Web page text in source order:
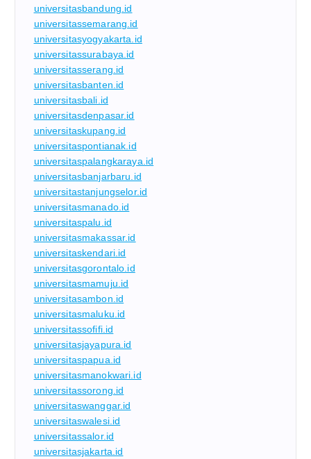
universitasbandung.id
universitassemarang.id
universitasyogyakarta.id
universitassurabaya.id
universitasserang.id
universitasbanten.id
universitasbali.id
universitasdenpasar.id
universitaskupang.id
universitaspontianak.id
universitaspalangkaraya.id
universitasbanjarbaru.id
universitastanjungselor.id
universitasmanado.id
universitaspalu.id
universitasmakassar.id
universitaskendari.id
universitasgorontalo.id
universitasmamuju.id
universitasambon.id
universitasmaluku.id
universitassofifi.id
universitasjayapura.id
universitaspapua.id
universitasmanokwari.id
universitassorong.id
universitaswanggar.id
universitaswalesi.id
universitassalor.id
universitasjakarta.id